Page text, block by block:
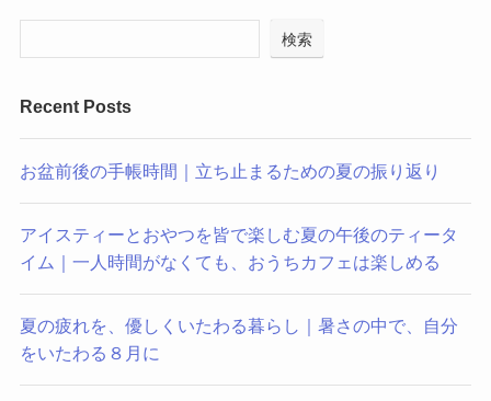
検索
Recent Posts
お盆前後の手帳時間｜立ち止まるための夏の振り返り
アイスティーとおやつを皆で楽しむ夏の午後のティータ
イム｜一人時間がなくても、おうちカフェは楽しめる
夏の疲れを、優しくいたわる暮らし｜暑さの中で、自分
をいたわる８月に